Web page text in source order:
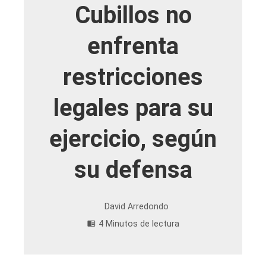
Cubillos no
enfrenta
restricciones
legales para su
ejercicio, según
su defensa
David Arredondo
4 Minutos de lectura